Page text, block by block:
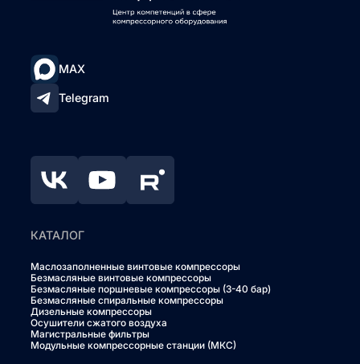
MAX
Telegram
КАТАЛОГ
Маслозаполненные винтовые компрессоры
Безмасляные винтовые компрессоры
Безмасляные поршневые компрессоры (3-40 бар)
Безмасляные спиральные компрессоры
Дизельные компрессоры
Осушители сжатого воздуха
Магистральные фильтры
Модульные компрессорные станции (МКС)